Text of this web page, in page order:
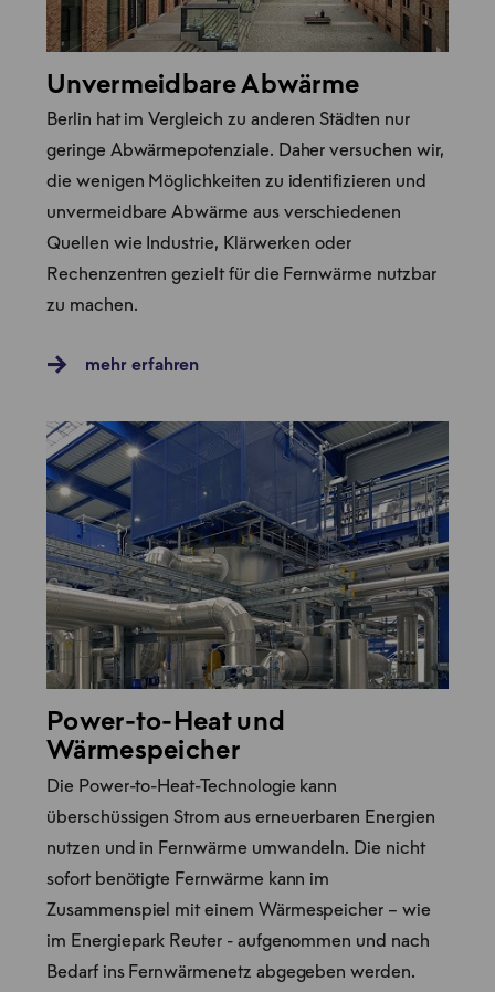
Unvermeidbare Abwärme
Berlin hat im Vergleich zu anderen Städten nur
geringe Abwärmepotenziale. Daher versuchen wir,
die wenigen Möglichkeiten zu identifizieren und
unvermeidbare Abwärme aus verschiedenen
Quellen wie Industrie, Klärwerken oder
Rechenzentren gezielt für die Fernwärme nutzbar
zu machen.
mehr erfahren
Power-to-Heat und
Wärmespeicher
Die Power-to-Heat-Technologie kann
überschüssigen Strom aus erneuerbaren Energien
nutzen und in Fernwärme umwandeln. Die nicht
sofort benötigte Fernwärme kann im
Zusammenspiel mit einem Wärmespeicher – wie
im Energiepark Reuter - aufgenommen und nach
Bedarf ins Fernwärmenetz abgegeben werden.